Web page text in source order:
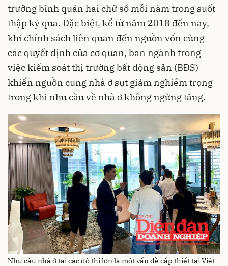
trưởng bình quân hai chữ số mỗi năm trong suốt
thập kỷ qua. Đặc biệt, kể từ năm 2018 đến nay,
khi chính sách liên quan đến nguồn vốn cùng
các quyết định của cơ quan, ban ngành trong
việc kiểm soát thị trường bất động sản (BĐS)
khiến nguồn cung nhà ở sụt giảm nghiêm trọng
trong khi nhu cầu về nhà ở không ngừng tăng.
Nhu cầu nhà ở tại các đô thị lớn là một vấn đề cấp thiết tại Việt